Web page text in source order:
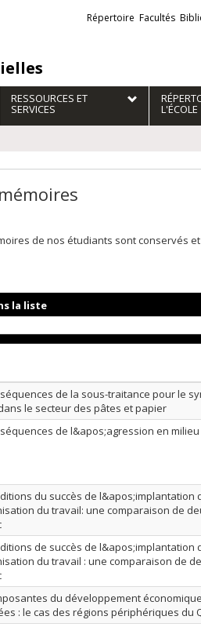
Liens
externes
Répertoire Facultés
RESSOURCES ET
SERVICES L'ÉCOLE
de nos étudiants sont conservés
la liste
en ordre décroissant
de la sous-traitance pour le
le secteur des pâtes et papier
de l&apos;agression en
du succès de
du travail: une comparaison de
de succès de
du travail : une comparaison de
du développement
: le cas des régions périphériques du